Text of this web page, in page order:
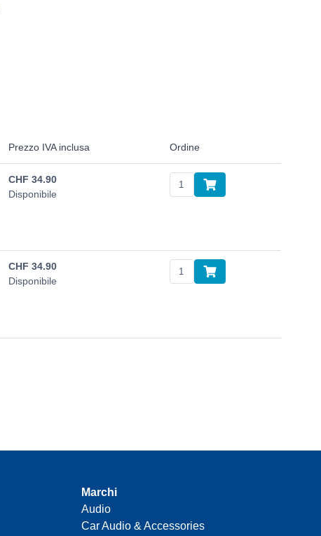
Prezzo IVA inclusa Ordine
CHF 34.90
Disponibile
CHF 34.90
Disponibile
Marchi
Audio
Car Audio & Accessories